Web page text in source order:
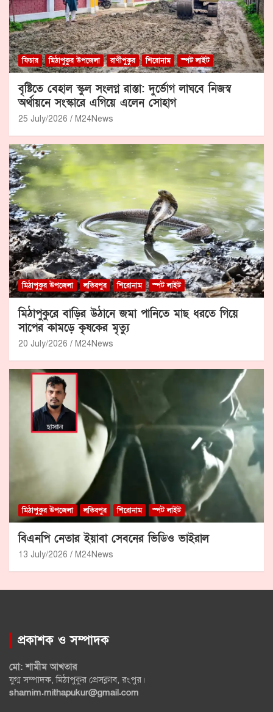
ফিচার মিঠাপুকুর উপজেলা রাণীপুকুর শিরোনাম স্পট লাইট
বৃষ্টিতে বেহাল স্কুল সংলগ্ন রাস্তা: দুর্ভোগ লাঘবে নিজস্ব
অর্থায়নে সংস্কারে এগিয়ে এলেন সোহাগ
25 July/2026 M24News
মিঠাপুকুর উপজেলা লতিবপুর শিরোনাম স্পট লাইট
মিঠাপুকুরে বাড়ির উঠানে জমা পানিতে মাছ ধরতে গিয়ে
সাপের কামড়ে কৃষকের মৃত্যু
20 July/2026 M24News
মিঠাপুকুর উপজেলা লতিবপুর শিরোনাম স্পট লাইট
বিএনপি নেতার ইয়াবা সেবনের ভিডিও ভাইরাল
13 July/2026 M24News
প্রকাশক ও সম্পাদক
মো: শামীম আখতার
যুগ্ম সম্পাদক, মিঠাপুকুর প্রেসক্লাব, রংপুর।
shamim.mithapukur@gmail.com